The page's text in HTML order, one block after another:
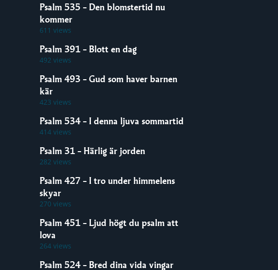
Psalm 535 – Den blomstertid nu
kommer
611 views
Psalm 391 – Blott en dag
492 views
Psalm 493 – Gud som haver barnen
kär
423 views
Psalm 534 – I denna ljuva sommartid
414 views
Psalm 31 – Härlig är jorden
282 views
Psalm 427 – I tro under himmelens
skyar
270 views
Psalm 451 – Ljud högt du psalm att
lova
264 views
Psalm 524 – Bred dina vida vingar